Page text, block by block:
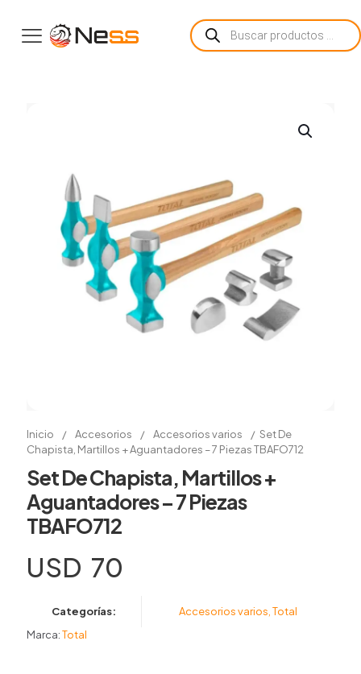
Búsqueda
de
productos
Inicio / Accesorios / Accesorios varios / Set De
Chapista, Martillos + Aguantadores – 7 Piezas TBAFO712
Set De Chapista, Martillos +
Aguantadores – 7 Piezas
TBAFO712
USD 70
Categorías: Accesorios varios Total
Marca:Total